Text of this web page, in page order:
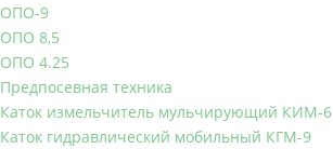
ОПО-9
ОПО 8,5
ОПО 4.25
Предпосевная техника
Каток измельчитель мульчирующий КИМ-6
Каток гидравлический мобильный КГМ-9